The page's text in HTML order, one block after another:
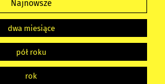
Najnowsze
dwa miesiące
pół roku
rok